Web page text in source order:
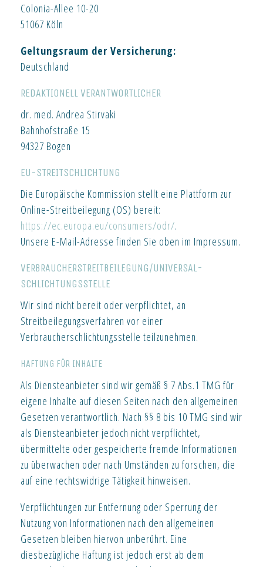
Colonia-Allee 10-20
51067 Köln
Geltungsraum der Versicherung:
Deutschland
REDAKTIONELL VERANTWORTLICHER
dr. med. Andrea Stirvaki
Bahnhofstraße 15
94327 Bogen
EU-STREITSCHLICHTUNG
Die Europäische Kommission stellt eine Plattform zur
Online-Streitbeilegung (OS) bereit:
https://ec.europa.eu/consumers/odr/.
Unsere E-Mail-Adresse finden Sie oben im Impressum.
VERBRAUCHER­STREIT­BEILEGUNG/UNIVERSAL­
SCHLICHTUNGS­STELLE
Wir sind nicht bereit oder verpflichtet, an
Streitbeilegungsverfahren vor einer
Verbraucherschlichtungsstelle teilzunehmen.
HAFTUNG FÜR INHALTE
Als Diensteanbieter sind wir gemäß § 7 Abs.1 TMG für
eigene Inhalte auf diesen Seiten nach den allgemeinen
Gesetzen verantwortlich. Nach §§ 8 bis 10 TMG sind wir
als Diensteanbieter jedoch nicht verpflichtet,
übermittelte oder gespeicherte fremde Informationen
zu überwachen oder nach Umständen zu forschen, die
auf eine rechtswidrige Tätigkeit hinweisen.
Verpflichtungen zur Entfernung oder Sperrung der
Nutzung von Informationen nach den allgemeinen
Gesetzen bleiben hiervon unberührt. Eine
diesbezügliche Haftung ist jedoch erst ab dem